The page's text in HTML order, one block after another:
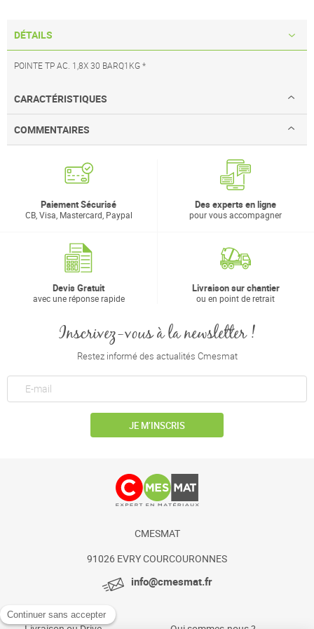
DÉTAILS
POINTE TP AC. 1,8X 30 BARQ1KG *
CARACTÉRISTIQUES
COMMENTAIRES
Paiement Sécurisé
CB, Visa, Mastercard, Paypal
Des experts en ligne
pour vous accompagner
Devis Gratuit
avec une réponse rapide
Livraison sur chantier
ou en point de retrait
Inscrivez-vous à la newsletter !
Restez informé des actualités Cmesmat
JE M’INSCRIS
CMESMAT
91026 EVRY COURCOURONNES
info@cmesmat.fr